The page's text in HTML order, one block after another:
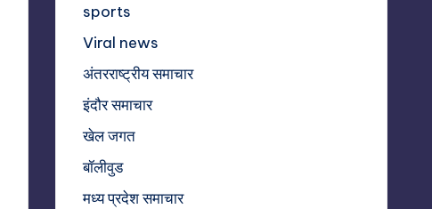
sports
Viral news
अंतरराष्ट्रीय समाचार
इंदौर समाचार
खेल जगत
बॉलीवुड
मध्य प्रदेश समाचार